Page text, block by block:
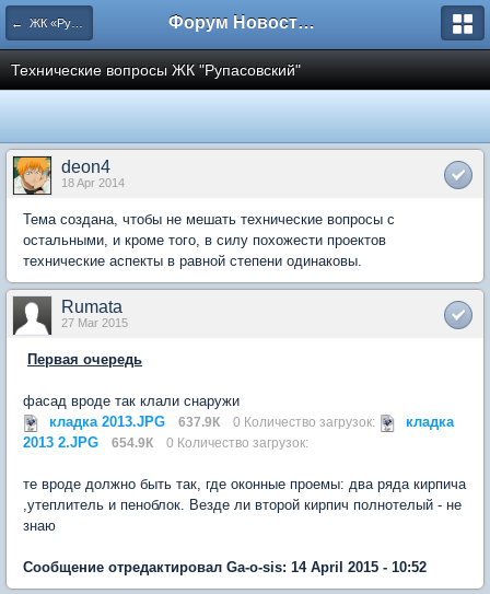
← ЖК «Рупасовский» Форум Новостройки
Технические вопросы ЖК "Рупасовский"
deon4
18 Apr 2014
Тема создана, чтобы не мешать технические вопросы с
остальными, и кроме того, в силу похожести проектов
технические аспекты в равной степени одинаковы.
Rumata
27 Mar 2015
Первая очередь
фасад вроде так клали снаружи
кладка 2013.JPG
637.9К 0 Количество загрузок:
кладка
2013 2.JPG
654.9К 0 Количество загрузок:
те вроде должно быть так, где оконные проемы: два ряда кирпича
,утеплитель и пеноблок. Везде ли второй кирпич полнотелый - не
знаю
Сообщение отредактировал Ga-o-sis: 14 April 2015 - 10:52